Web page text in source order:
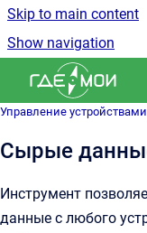
Skip to main content
Show navigation
Go to homepage
Управление устройствами
Сырые
Инструмент
данные с любого